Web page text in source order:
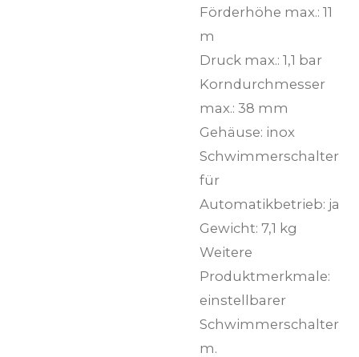
Förderhöhe max.: 11
m
Druck max.: 1,1 bar
Korndurchmesser
max.: 38 mm
Gehäuse: inox
Schwimmerschalter
für
Automatikbetrieb: ja
Gewicht: 7,1 kg
Weitere
Produktmerkmale:
einstellbarer
Schwimmerschalter
m.